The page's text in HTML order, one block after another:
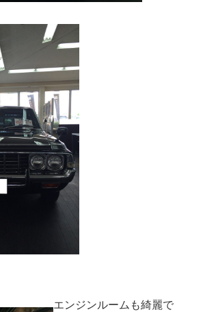
エンジンルームも綺麗で